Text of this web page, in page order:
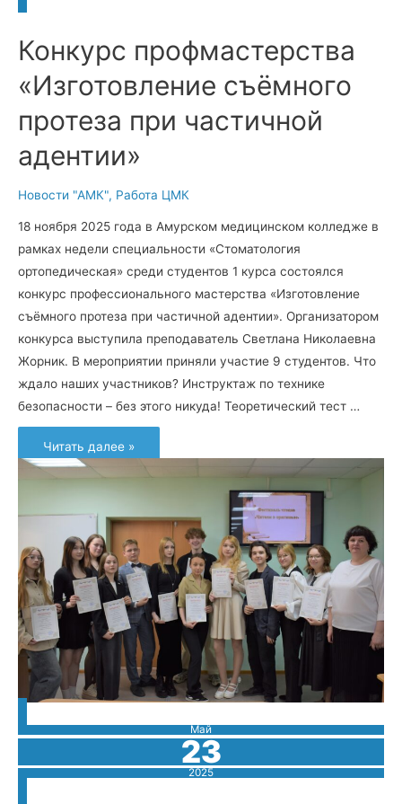
Конкурс профмастерства
«Изготовление съёмного
протеза при частичной
адентии»
Новости "АМК", Работа ЦМК
18 ноября 2025 года в Амурском медицинском колледже в
рамках недели специальности «Стоматология
ортопедическая» среди студентов 1 курса состоялся
конкурс профессионального мастерства «Изготовление
съёмного протеза при частичной адентии». Организатором
конкурса выступила преподаватель Светлана Николаевна
Жорник. В мероприятии приняли участие 9 студентов. Что
ждало наших участников? Инструктаж по технике
безопасности – без этого никуда! Теоретический тест …
Конкурс
профмастерства
«Изготовление
съёмного
протеза
частичной
адентии»
Читать далее »
Май
23
2025